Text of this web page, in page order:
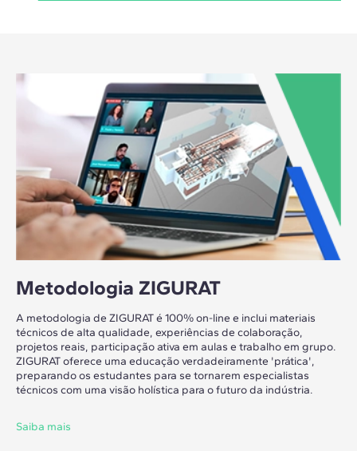
Metodologia ZIGURAT
A metodologia de ZIGURAT é 100% on-line e inclui materiais
técnicos de alta qualidade, experiências de colaboração,
projetos reais, participação ativa em aulas e trabalho em grupo.
ZIGURAT oferece uma educação verdadeiramente 'prática',
preparando os estudantes para se tornarem especialistas
técnicos com uma visão holística para o futuro da indústria.
Saiba mais